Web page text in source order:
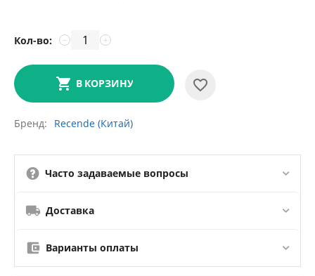
Кол-во: +
−
В КОРЗИНУ
Бренд Recende (Китай)
Часто задаваемые вопросы
Доставка
Варианты оплаты